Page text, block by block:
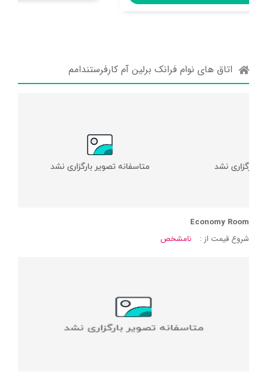
اتاق های نوام فرانک برلین آم کارفرستندامم
Economy Room
شروع قیمت از :
نامشخص